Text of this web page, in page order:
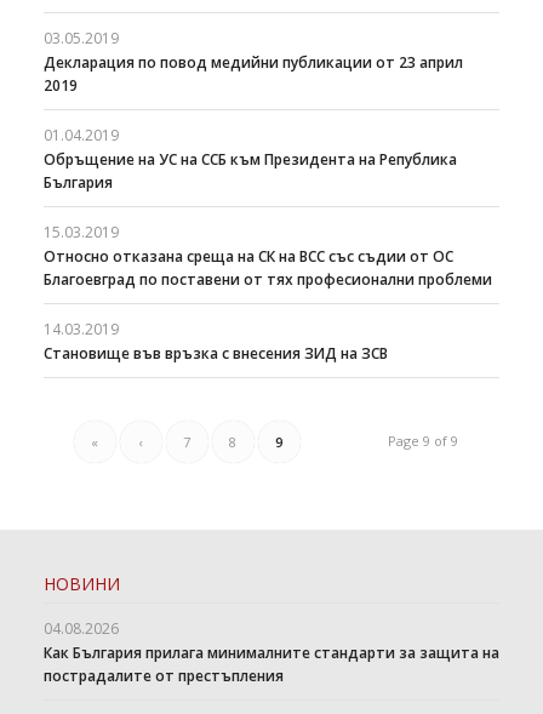
03.05.2019
Декларация по повод медийни публикации от 23 април
2019
01.04.2019
Обръщение на УС на ССБ към Президента на Република
България
15.03.2019
Относно отказана среща на СК на ВСС със съдии от ОС
Благоевград по поставени от тях професионални проблеми
14.03.2019
Становище във връзка с внесения ЗИД на ЗСВ
Page 9 of 9
« ‹ 7 8 9
НОВИНИ
04.08.2026
Как България прилага минималните стандарти за защита на
пострадалите от престъпления